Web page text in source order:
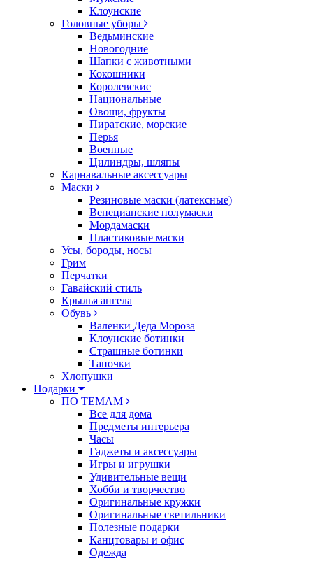
Клоунские
Головные уборы
Ведьминские
Новогодние
Шапки с животными
Кокошники
Королевские
Национальные
Овощи, фрукты
Пиратские, морские
Перья
Военные
Цилиндры, шляпы
Карнавальные аксессуары
Маски
Резиновые маски (латексные)
Венецианские полумаски
Мордамаски
Пластиковые маски
Усы, бороды, носы
Грим
Перчатки
Гавайский стиль
Крылья ангела
Обувь
Валенки Деда Мороза
Клоунские ботинки
Страшные ботинки
Тапочки
Хлопушки
Подарки
ПО ТЕМАМ
Все для дома
Предметы интерьера
Часы
Гаджеты и аксессуары
Игры и игрушки
Удивительные вещи
Хобби и творчество
Оригинальные кружки
Оригинальные светильники
Полезные подарки
Канцтовары и офис
Одежда